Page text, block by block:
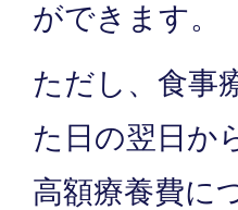
ができます。
ただし、食事
た日の翌日か
高額療養費に